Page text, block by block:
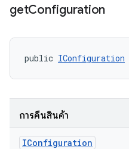
getConfiguration
public IConfiguration
การคืนสินค้า
IConfiguration